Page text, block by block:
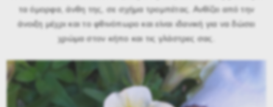
τα όμορφα, άνθη της, σε σχήμα τρομπέτας. Ανθίζει από την
άνοιξη μέχρι και το φθινόπωρο και είναι ιδανική για να δώσει
χρώμα στον κήπο και τις γλάστρες σας.